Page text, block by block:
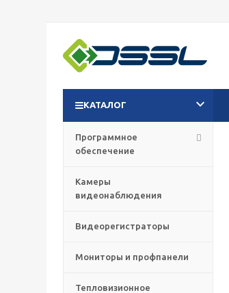
КАТАЛОГ
Программное
обеспечение
Камеры
видеонаблюдения
Видеорегистраторы
Мониторы и профпанели
Тепловизионное